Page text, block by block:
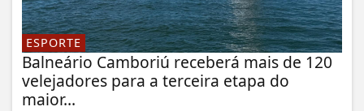
ESPORTE
Balneário Camboriú receberá mais de 120
velejadores para a terceira etapa do
maior...